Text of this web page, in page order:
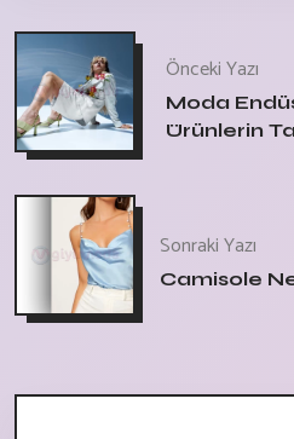
Önceki Yazı
Moda
Ürünlerin
Sonraki Yazı
Camisole